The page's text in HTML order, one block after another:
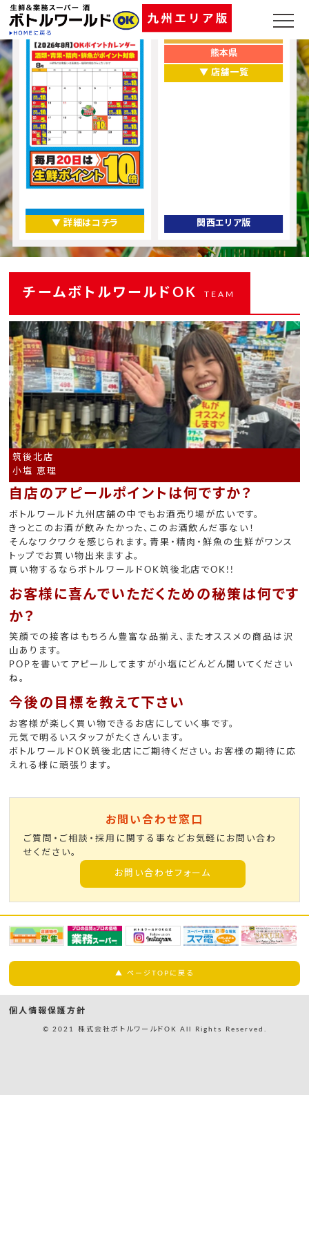
ポイントカレンダー
▼ 詳細はコチラ
お店をエリアから探す
福岡県
熊本県
▼ 店舗一覧
関西エリア版
チームボトルワールドOK TEAM
筑後北店
小塩 恵理
自店のアピールポイントは何ですか？
ボトルワールド九州店舗の中でもお酒売り場が広いです。
きっとこのお酒が飲みたかった、このお酒飲んだ事ない！
そんなワクワクを感じられます。青果・精肉・鮮魚の生鮮がワンス
トップでお買い物出来ますよ。
買い物するならボトルワールドOK筑後北店でOK!!
お客様に喜んでいただくための秘策は何です
か？
笑顔での接客はもちろん豊富な品揃え、またオススメの商品は沢
山あります。
POPを書いてアピールしてますが小塩にどんどん聞いてください
ね。
今後の目標を教えて下さい
お客様が楽しく買い物できるお店にしていく事です。
元気で明るいスタッフがたくさんいます。
ボトルワールドOK筑後北店にご期待ください。お客様の期待に応
えれる様に頑張ります。
お問い合わせ窓口
ご質問・ご相談・採用に関する事などお気軽にお問い合わ
せください。
お問い合わせフォーム
▲ ページTOPに戻る
個人情報保護方針
© 2021 株式会社ボトルワールドOK All Rights Reserved.